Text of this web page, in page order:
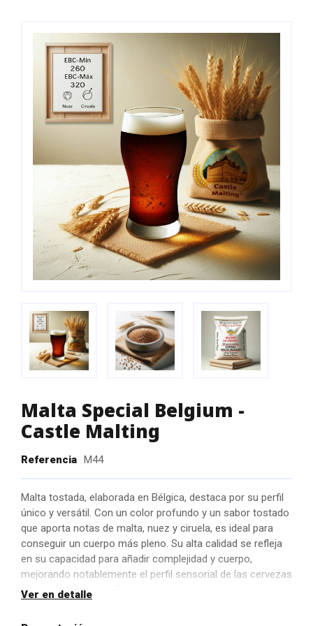
Malta Special Belgium -
Castle Malting
Referencia M44
Malta tostada, elaborada en Bélgica, destaca por su perfil
único y versátil. Con un color profundo y un sabor tostado
que aporta notas de malta, nuez y ciruela, es ideal para
conseguir un cuerpo más pleno. Su alta calidad se refleja
en su capacidad para añadir complejidad y cuerpo,
mejorando notablemente el perfil sensorial de las cervezas
elaboradas con ella. Puede utilizarse en lugar de las maltas
Ver en detalle